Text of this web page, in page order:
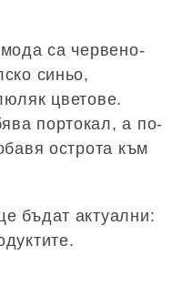
са червено-
синьо,
цветове.
портокал, а по-
острота към
бъдат актуални: